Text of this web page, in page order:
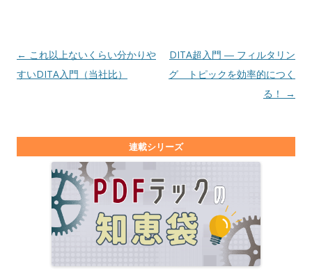
投稿ナビゲーション
← これ以上ないくらい分かりや
すいDITA入門（当社比）
DITA超入門 ― フィルタリン
グ トピックを効率的につく
る！
→
連載シリーズ